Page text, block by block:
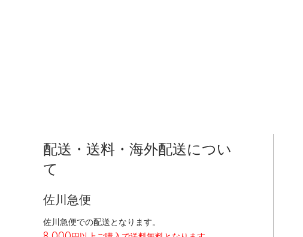
配送・送料・海外配送につい
て
佐川急便
佐川急便での配送となります。